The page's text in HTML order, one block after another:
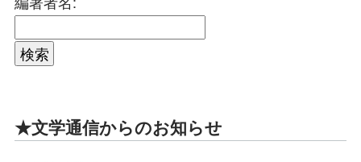
★文学通信からのお知らせ